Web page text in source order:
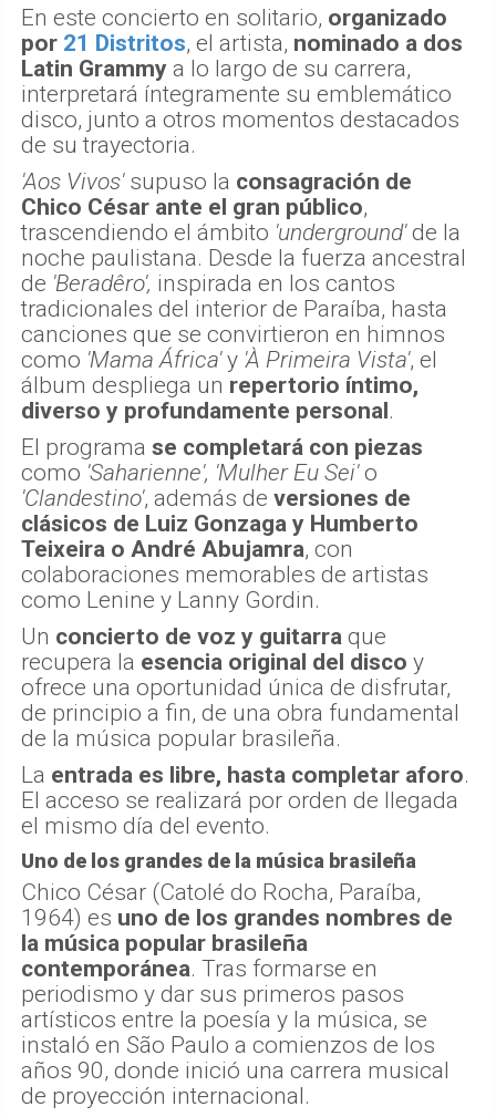
En este concierto en solitario, organizado
por 21 Distritos, el artista, nominado a dos
Latin Grammy a lo largo de su carrera,
interpretará íntegramente su emblemático
disco, junto a otros momentos destacados
de su trayectoria.
'Aos Vivos'supuso la consagración de
Chico César ante el gran público,
trascendiendo el ámbito 'underground'de la
noche paulistana. Desde la fuerza ancestral
de 'Beradêro', inspirada en los cantos
tradicionales del interior de Paraíba, hasta
canciones que se convirtieron en himnos
como 'Mama África'y 'À Primeira Vista', el
álbum despliega un repertorio íntimo,
diverso y profundamente personal.
El programa se completará con piezas
como 'Saharienne', 'Mulher Eu Sei'o
'Clandestino', además de versiones de
clásicos de Luiz Gonzaga y Humberto
Teixeira o André Abujamra, con
colaboraciones memorables de artistas
como Lenine y Lanny Gordin.
Un concierto de voz y guitarra que
recupera la esencia original del disco y
ofrece una oportunidad única de disfrutar,
de principio a fin, de una obra fundamental
de la música popular brasileña.
La entrada es libre, hasta completar aforo.
El acceso se realizará por orden de llegada
el mismo día del evento.
Uno de los grandes de la música brasileña
Chico César (Catolé do Rocha, Paraíba,
1964) es uno de los grandes nombres de
la música popular brasileña
contemporánea. Tras formarse en
periodismo y dar sus primeros pasos
artísticos entre la poesía y la música, se
instaló en São Paulo a comienzos de los
años 90, donde inició una carrera musical
de proyección internacional.